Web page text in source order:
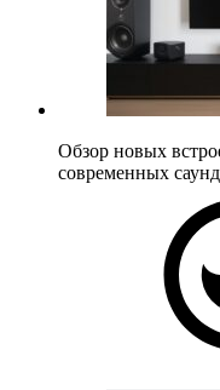
Обзор новых
современных